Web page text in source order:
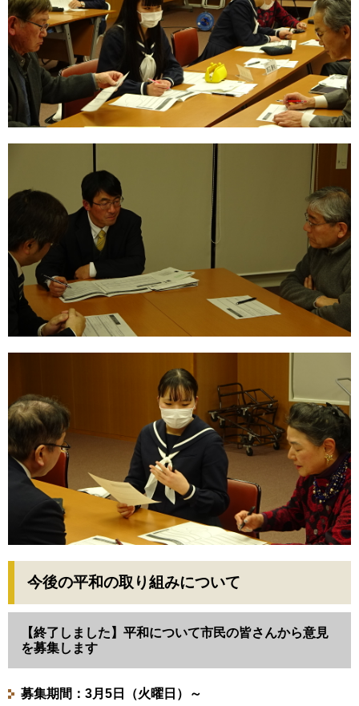
今後の平和の取り組みについて
【終了しました】平和について市民の皆さんから意見
を募集します
募集期間：3月5日（火曜日）～